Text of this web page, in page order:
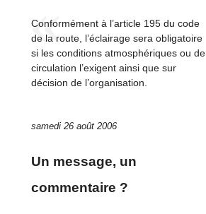
Conformément à l’article 195 du code
de la route, l’éclairage sera obligatoire
si les conditions atmosphériques ou de
circulation l’exigent ainsi que sur
décision de l’organisation.
samedi 26 août 2006
Un message, un
commentaire ?